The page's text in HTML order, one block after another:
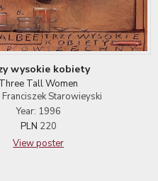
wysokie kobiety
Three Tall Women
Starowieyski
Year: 1996
PLN 220
View poster